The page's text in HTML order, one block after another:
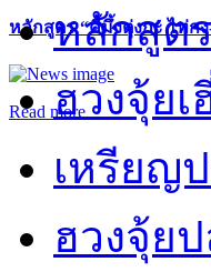
หลักสูตร “คี้มึ้งตุ่งกะ ไท่ก
Read more
หลักสูต
ฮวงจุ้ย
เหรียญ
ฮวงจุ้ย